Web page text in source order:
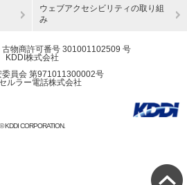
ウェブアクセシビリティの取り組
み
物商許可番号 301001102509 号
KDDI株式会社
委員会 第971011300002号
ルラー電話株式会社
© KDDI CORPORATION.